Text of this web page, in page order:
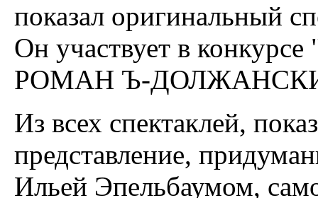
показал оригинальный
Он участвует в
РОМАН Ъ-
Из всех спектаклей,
представление,
Ильей Эпельбаумом,